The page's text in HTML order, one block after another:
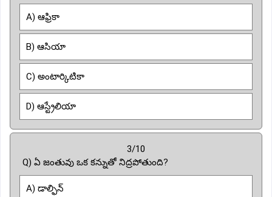
A) ఆఫ్రికా
B) ఆసియా
C) అంటార్కిటికా
D) ఆస్ట్రేలియా
3/10
Q) ఏ జంతువు ఒక కన్నుతో నిద్రపోతుంది?
A) డాల్ఫిన్